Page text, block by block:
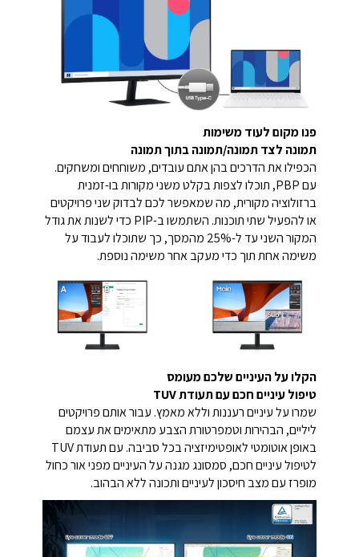
פנו מקום לעוד משימות
תמונה לצד תמונה/תמונה בתוך תמונה
הכפילו את הדרכים בהן אתם עובדים, משוחחים ומשחקים.
עם PBP, תוכלו לצפות בקלט משני מקורות בו-זמנית
ברזולוציה מקורית, מה שמאפשר לכם לבדוק שני פרויקטים
או להפעיל שתי תוכנות. השתמשו ב-PIP כדי לשנות את גודל
המקור השני עד ל-25% מהמסך, כך שתוכלו לעבוד על
משימה אחת תוך כדי מעקב אחר משימה נוספת.
הקלו על העיניים שלכם מעומס
טיפול עיניים חכם עם תעודת TUV
שמרו על עיניים רעננות וללא מאמץ. עבור אותם פרויקטים
ליליים, הבהירות וטמפרטורת הצבע מתאימים את עצמם
באופן אוטומטי לאופטימיזציה בכל סביבה. עם תעודת TUV
לטיפול עיניים חכם, סמסונג מגנה על העיניים מפני אור כחול
מופרז עם מצב חיסכון לעיניים ותכונה ללא הבהוב.